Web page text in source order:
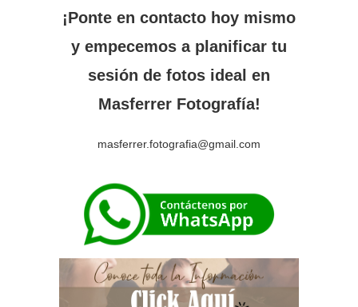
¡Ponte en contacto hoy mismo
y empecemos a planificar tu
sesión de fotos ideal en
Masferrer Fotografía!
masferrer.fotografia@gmail.com